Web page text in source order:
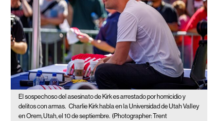
El sospechoso del asesinato de Kirk es arrestado por homicidio y
delitos con armas. Charlie Kirk habla en la Universidad de Utah Valley
en Orem, Utah, el 10 de septiembre. (Photographer: Trent